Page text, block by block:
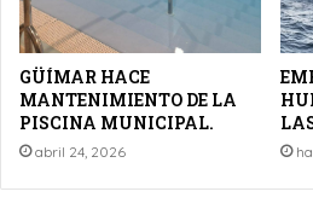
GÜÍMAR HACE
MANTENIMIENTO DE LA
PISCINA MUNICIPAL.
abril 24, 2026